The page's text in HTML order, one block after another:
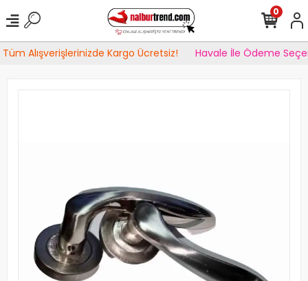
Alışverişlerinizde Kargo Ücretsiz! Havale İle Ödeme
0